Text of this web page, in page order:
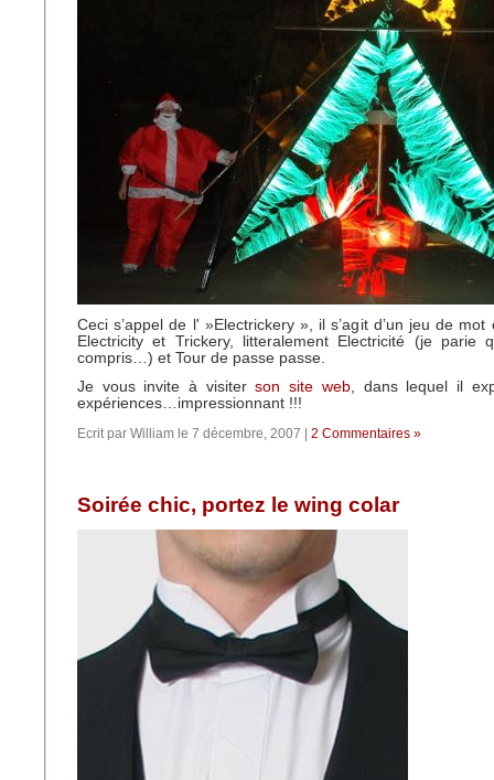
Ceci s’appel de l' »Electrickery », il s’agit d’un jeu de
Electricity et Trickery, litteralement Electricité (je parie
compris…) et Tour de passe passe.
Je vous invite à visiterson site web, dans lequel il
expériences…impressionnant !!!
Ecrit par William le 7 décembre, 2007 | 2 Commentaires »
Soirée chic, portez le wing colar